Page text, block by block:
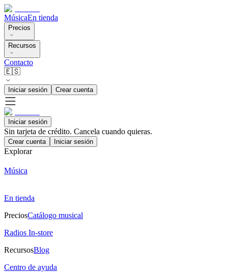
MúsicaEn tienda
Precios
Recursos
Contacto
🇪🇸
Iniciar sesión Crear cuenta
Iniciar sesión
Sin tarjeta de crédito. Cancela cuando quieras.
Crear cuenta Iniciar sesión
Explorar
Música
En tienda
PreciosCatálogo musical
Radios In-store
RecursosBlog
Centro de ayuda